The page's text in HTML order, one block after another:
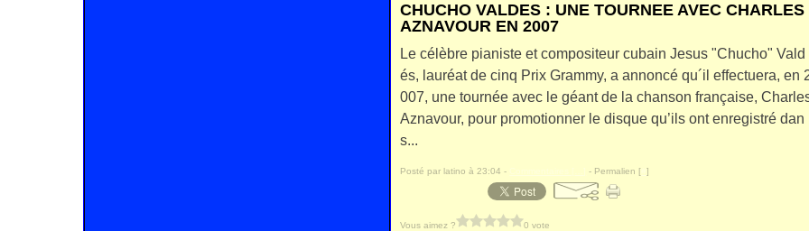
CHUCHO VALDES : UNE TOURNEE AVEC CHARLES
AZNAVOUR EN 2007
Le célèbre pianiste et compositeur cubain Jesus "Chucho" Vald
és, lauréat de cinq Prix Grammy, a annoncé qu´il effectuera, en
007, une tournée avec le géant de la chanson française,
Aznavour, pour promotionner le disque qu’ils ont enregistré dan
s...
Posté par latino à 23:04 - - Permalien [ #]
Vous aimez ? 0 vote